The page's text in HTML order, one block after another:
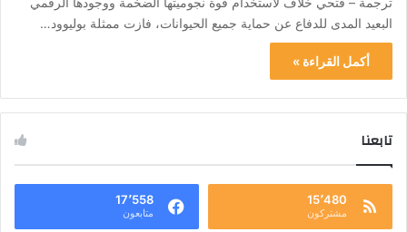
البعيد المدى للدفاع عن حماية جميع الحيوانات، فازت ممثلة بوليوود…
أكمل القراءة »
تابعنا
15٬480
مشتركون
17٬558
متابعون